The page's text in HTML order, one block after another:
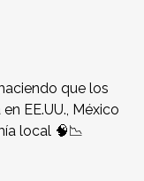
que los
EE.UU., México
local 🧠📉